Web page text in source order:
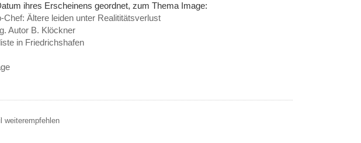
ihres Erscheinens geordnet, zum Thema Image:
Chef: Ältere leiden unter Realititätsverlust
Autor B. Klöckner
in Friedrichshafen
weiterempfehlen